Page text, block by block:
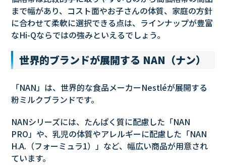
まで幅があり、コスト面やお子さんの体質、家庭の方針
に合わせて柔軟に選択できる点は、ラインナップが豊富
なHi-Qならではの強みといえるでしょう。
世界的ブランドが展開する NAN（ナン）
「NAN」は、世界的な食品メーカーNestléが展開する
粉ミルクブランドです。
NANシリーズには、たんぱく質に配慮した「NAN
PRO」や、乳児の体質やアレルギーに配慮した「NAN
H.A.（フォーミュラ1）」など、幅広い商品が用意され
ています。